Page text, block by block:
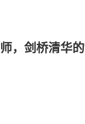
，剑桥清华